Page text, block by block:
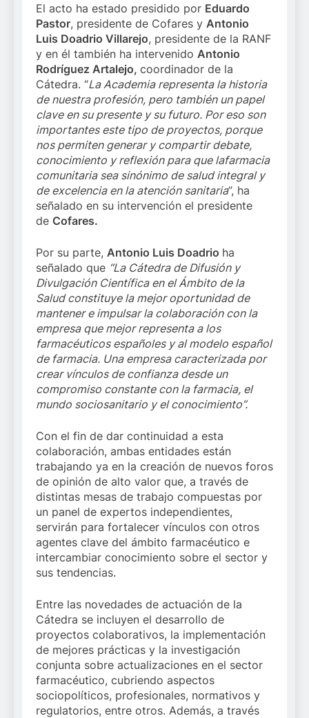
El acto ha estado presidido por Eduardo
Pastor, presidente de Cofares y Antonio
Luis Doadrio Villarejo, presidente de la RANF
y en él también ha intervenido Antonio
Rodríguez Artalejo, coordinador de la
Cátedra. “La Academia representa la historia
de nuestra profesión, pero también un papel
clave en su presente y su futuro. Por eso son
importantes este tipo de proyectos, porque
nos permiten generar y compartirdebate,
conocimiento y reflexión para que lafarmacia
comunitaria sea sinónimo de salud integral y
de excelencia en la atención sanitaria”, ha
señalado en su intervención el presidente
de Cofares.
Por su parte, Antonio Luis Doadrio ha
señalado que “La Cátedra de Difusión y
Divulgación Científica en el Ámbito de la
Salud constituye la mejor oportunidad de
mantener e impulsar la colaboración con la
empresa que mejor representa a los
farmacéuticos españoles y al modelo español
de farmacia. Una empresa caracterizada por
crear vínculos de confianza desde un
compromiso constante con la farmacia, el
mundo sociosanitario y el conocimiento”.
Con el fin de dar continuidad a esta
colaboración, ambas entidades están
trabajando ya en la creación de nuevos foros
de opinión de alto valor que, a través de
distintas mesas de trabajo compuestas por
un panel de expertos independientes,
servirán para fortalecer vínculos con otros
agentes clave del ámbito farmacéutico e
intercambiar conocimiento sobre el sector y
sus tendencias.
Entre las novedades de actuación de la
Cátedra se incluyen el desarrollo de
proyectos colaborativos, la implementación
de mejores prácticas y la investigación
conjunta sobre actualizaciones en el sector
farmacéutico, cubriendo aspectos
sociopolíticos, profesionales, normativos y
regulatorios, entre otros. Además, a través